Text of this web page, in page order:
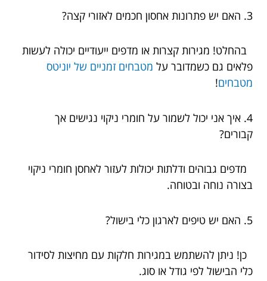
3. האם יש פתרונות אחסון חכמים לאזורי קצה?
בהחלט! מגירות קצרות או מדפים ייעודיים יכולה לעשות
פלאים גם כשמדובר על מטבחים זמניים של יוניטס
מטבחים!
4. איך אני יכול לשמור על חומרי ניקוי נגישים אך
קבורים?
מדפים גבוהים ודלתות יכולות לעזור לאחסן חומרי ניקוי
בצורה נוחה ובטוחה.
5. האם יש טיפים לארגון כלי בישול?
כן! ניתן להשתמש במגירות חלקות עם מחיצות לסידור
כלי הבישול לפי גודל או סוג.